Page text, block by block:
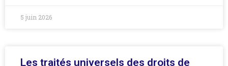
5 juin 2026
Les traités universels des droits de